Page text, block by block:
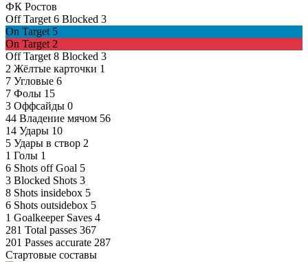
ФК Ростов
Off Target 6 Blocked 3
On Target 5
On Target 2
Off Target 8 Blocked 3
2 Жёлтые карточки 1
7 Угловые 6
7 Фолы 15
3 Оффсайды 0
44 Владение мячом 56
14 Удары 10
5 Удары в створ 2
1 Голы 1
6 Shots off Goal 5
3 Blocked Shots 3
8 Shots insidebox 5
6 Shots outsidebox 5
1 Goalkeeper Saves 4
281 Total passes 367
201 Passes accurate 287
Стартовые составы